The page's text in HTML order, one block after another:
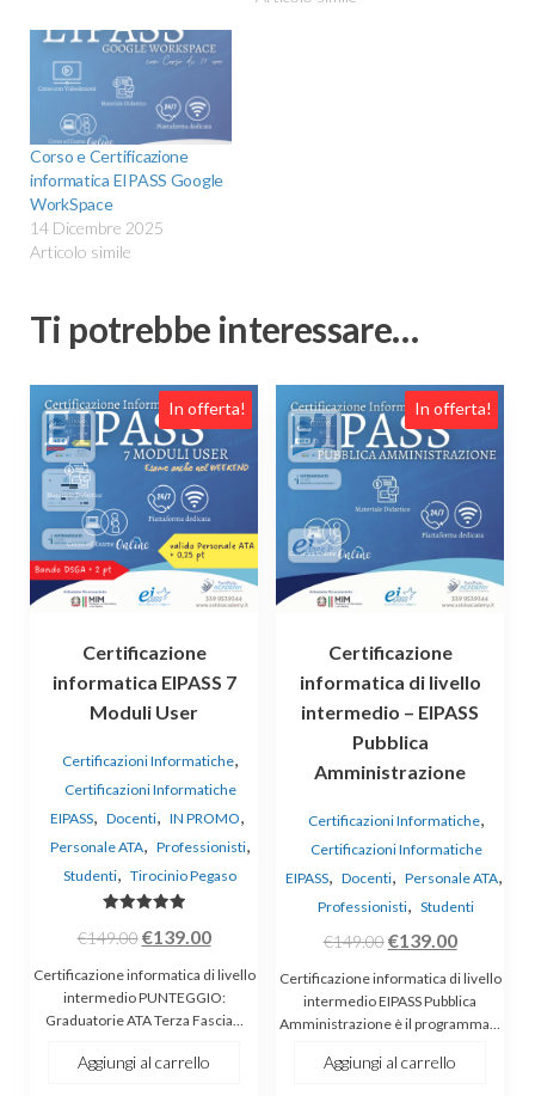
Corso e Certificazione
informatica EIPASS Google
WorkSpace
14 Dicembre 2025
Articolo simile
Ti potrebbe interessare…
In offerta!
Certificazione
informatica EIPASS 7
Moduli User
Certificazioni Informatiche,
Certificazioni Informatiche
EIPASS, Docenti, IN PROMO,
Personale ATA, Professionisti,
Studenti, Tirocinio Pegaso
5.00
€149.00 Il
prezzo
originale
era:
€149.00.
€139.00Il
prezzo
attuale
è:
Certificazione informatica di livello
intermedio PUNTEGGIO:
Graduatorie ATA Terza Fascia…
Aggiungi al carrello
In offerta!
Certificazione
informatica di livello
intermedio – EIPASS
Pubblica
Amministrazione
Certificazioni Informatiche,
Certificazioni Informatiche
EIPASS, Docenti, Personale ATA,
Professionisti, Studenti
€149.00Il
prezzo
originale
era:
€149.00.
€139.00Il
prezzo
attuale
è:
Certificazione informatica di livello
intermedio EIPASS Pubblica
Amministrazione è il programma…
Aggiungi al carrello